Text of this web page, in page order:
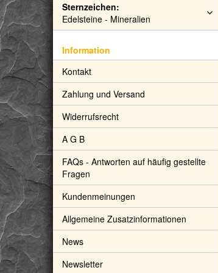
Sternzeichen:
Edelsteine - Mineralien
Information
Kontakt
Zahlung und Versand
Widerrufsrecht
A G B
FAQs - Antworten auf häufig gestellte
Fragen
Kundenmeinungen
Allgemeine Zusatzinformationen
News
Newsletter